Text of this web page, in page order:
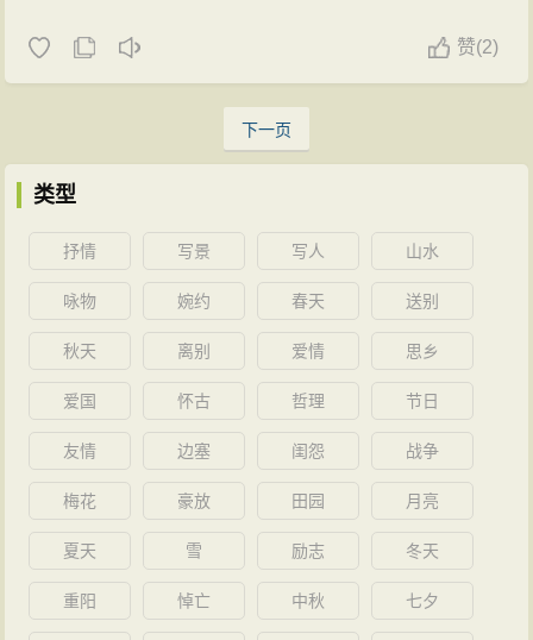
赞(2)
下一页
类型
抒情 写景 写人 山水
咏物 婉约 春天 送别
秋天 离别 爱情 思乡
爱国 怀古 哲理 节日
友情 边塞 闺怨 战争
梅花 豪放 田园 月亮
夏天 雪 励志 冬天
重阳 悼亡 中秋 七夕